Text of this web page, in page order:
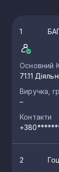
1
Основний
71.11
Виручка,
–
Контакти
2